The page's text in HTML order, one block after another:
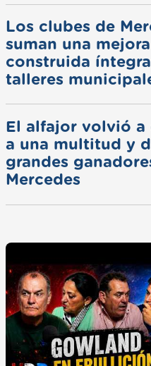
Los clubes de
suman una
construida
talleres
El alfajor volvió a
a una multitud y
grandes
Mercedes